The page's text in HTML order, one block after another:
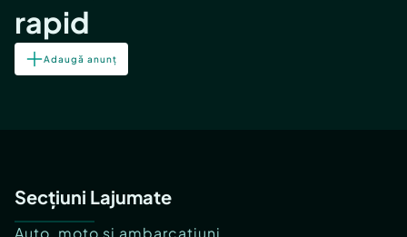
rapid
Adaugă anunț
Secțiuni Lajumate
Auto, moto și ambarcațiuni